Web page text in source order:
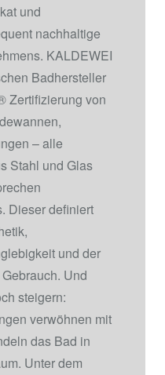
und
nachhaltige
KALDEWEI
Badhersteller
Zertifizierung von
– alle
Stahl und Glas
Dieser definiert
und der
Und
steigern:
verwöhnen mit
das Bad in
Unter dem